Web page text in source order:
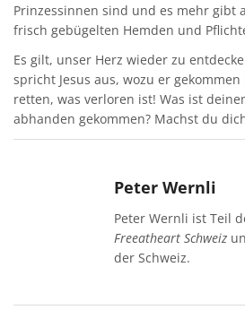
Prinzessinnen sind und es mehr gibt
frisch gebügelten Hemden und
Es gilt, unser Herz wieder zu
spricht Jesus aus, wozu er
retten, was verloren ist! Was ist
abhanden gekommen? Machst du
Peter Wernli
Peter Wernli ist Teil
Freeatheart Schweiz
der Schweiz.